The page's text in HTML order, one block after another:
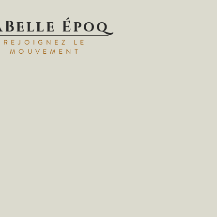
Époq
REJOIGNEZ LE
MOUVEMENT